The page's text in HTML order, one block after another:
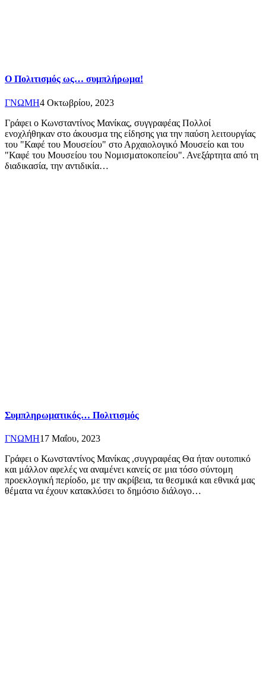
Ο Πολιτισμός ως… συμπλήρωμα!
ΓΝΩΜΗ4 Οκτωβρίου, 2023
Γράφει ο Κωνσταντίνος Μανίκας, συγγραφέας Πολλοί
ενοχλήθηκαν στο άκουσμα της είδησης για την παύση λειτουργίας
του "Καφέ του Μουσείου" στο Αρχαιολογικό Μουσείο και του
"Καφέ του Μουσείου του Νομισματοκοπείου". Ανεξάρτητα από τη
διαδικασία, την αντιδικία…
Συμπληρωματικός… Πολιτισμός
ΓΝΩΜΗ17 Μαΐου, 2023
Γράφει ο Κωνσταντίνος Μανίκας ,συγγραφέας Θα ήταν ουτοπικό
και μάλλον αφελές να αναμένει κανείς σε μια τόσο σύντομη
προεκλογική περίοδο, με την ακρίβεια, τα θεσμικά και εθνικά μας
θέματα να έχουν κατακλύσει το δημόσιο διάλογο…